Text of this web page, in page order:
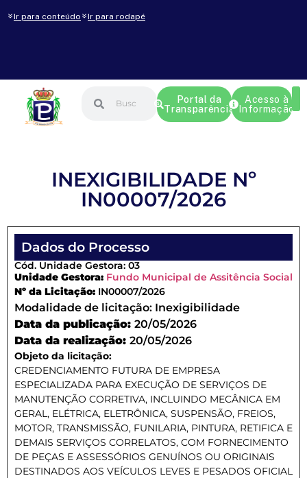
Ir para conteúdo Ir para rodapé
Portal da
Transparência
Acesso à
Informação
INEXIGIBILIDADE Nº
IN00007/2026
Dados do Processo
Cód. Unidade Gestora: 03
Unidade Gestora: Fundo Municipal de Assitência Social
Nº da Licitação: IN00007/2026
Modalidade de licitação: Inexigibilidade
Data da publicação: 20/05/2026
Data da realização: 20/05/2026
Objeto da licitação:
CREDENCIAMENTO FUTURA DE EMPRESA
ESPECIALIZADA PARA EXECUÇÃO DE SERVIÇOS DE
MANUTENÇÃO CORRETIVA, INCLUINDO MECÂNICA EM
GERAL, ELÉTRICA, ELETRÔNICA, SUSPENSÃO, FREIOS,
MOTOR, TRANSMISSÃO, FUNILARIA, PINTURA, RETIFICA E
DEMAIS SERVIÇOS CORRELATOS, COM FORNECIMENTO
DE PEÇAS E ASSESSÓRIOS GENUÍNOS OU ORIGINAIS
DESTINADOS AOS VEÍCULOS LEVES E PESADOS OFICIAL